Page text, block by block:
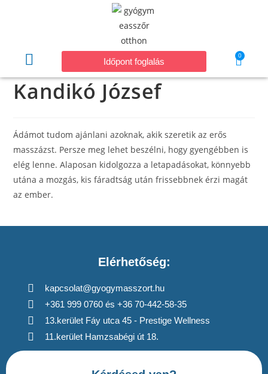
Időpont foglalás
0
Kandikó József
Ádámot tudom ajánlani azoknak, akik szeretik az erős
masszázst. Persze meg lehet beszélni, hogy gyengébben is
elég lenne. Alaposan kidolgozza a letapadásokat, könnyebb
utána a mozgás, kis fáradtság után frissebbnek érzi magát
az ember.
Elérhetőség:
kapcsolat@gyogymasszort.hu
+361 999 0760 és +36 70-442-58-35
13.kerület Fáy utca 45 - Prestige Wellness
11.kerület Hamzsabégi út 18.